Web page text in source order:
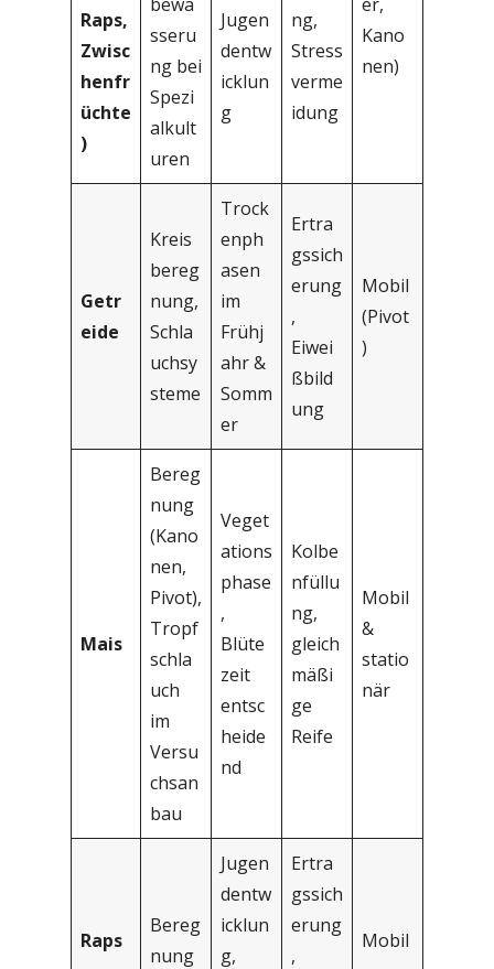
Raps,
Zwisc
henfr
üchte
)
sseru
ng bei
Spezi
alkult
uren
Jugen
dentw
icklun
g
ng,
Stress
verme
idung
Kano
nen)
Getr
eide
Kreis
bereg
nung,
Schla
uchsy
steme
Trock
enph
asen
im
Frühj
ahr &
Somm
er
Ertra
gssich
erung
,
Eiwei
ßbild
ung
Mobil
(Pivot
)
Mais
Bereg
nung
(Kano
nen,
Pivot),
Tropf
schla
uch
im
Versu
chsan
bau
Veget
ations
phase
,
Blüte
zeit
entsc
heide
nd
Kolbe
nfüllu
ng,
gleich
mäßi
ge
Reife
Mobil
&
statio
när
Raps
Bereg
nung
Jugen
dentw
icklun
g,
Ertra
gssich
erung
,
Mobil